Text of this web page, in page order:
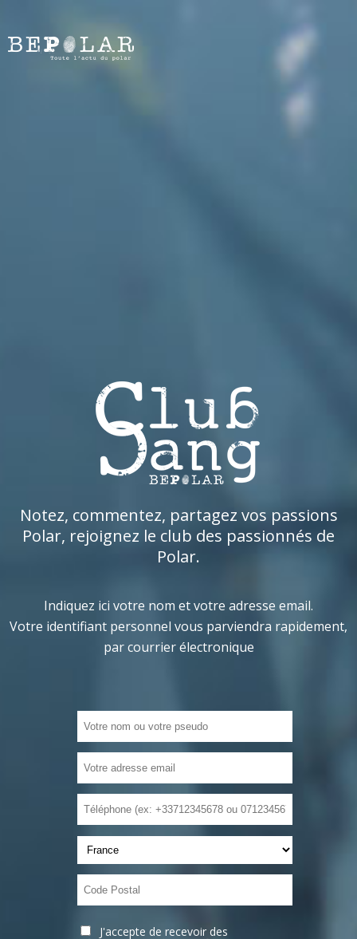
Notez, commentez, partagez vos passions
Polar, rejoignez le club des passionnés de
Polar.
Indiquez ici votre nom et votre adresse email.
Votre identifiant personnel vous parviendra rapidement,
par courrier électronique
J'accepte de recevoir des